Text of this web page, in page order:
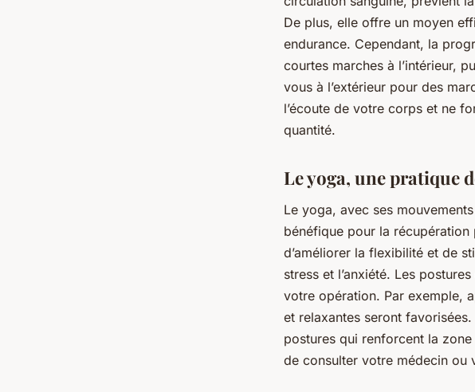
De plus, elle offre un moyen
endurance. Cependant, la
courtes marches à l’intérieur,
vous à l’extérieur pour des
l’écoute de votre corps et ne
quantité.
Le yoga, une pratique
Le yoga, avec ses
bénéfique pour la
d’améliorer la flexibilité et de
stress et l’anxiété. Les
votre opération. Par exemple,
et relaxantes seront
postures qui renforcent la
de consulter votre médecin ou